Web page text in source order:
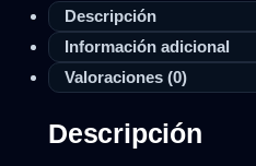
Descripción
Información adicional
Valoraciones (0)
Descripción